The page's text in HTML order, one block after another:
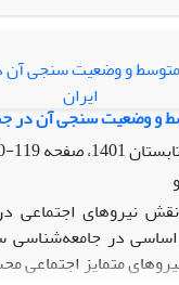
چگونه این موقعیت بر
با رویکرد کیفی و
داده‌های ثانویه و نیز
بر شناسایی
و بررسی انواع
میدان است. یافته‌ها
سرمایه فرهنگی و
حمایت از جریان‌های
ساختار میدان
و وضعیت سنجی آن در
119-150
نیروهای اجتماعی
در
متمایز